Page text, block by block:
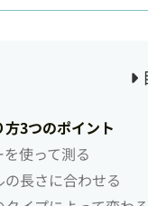
3つのポイント
使って測る
長さに合わせる